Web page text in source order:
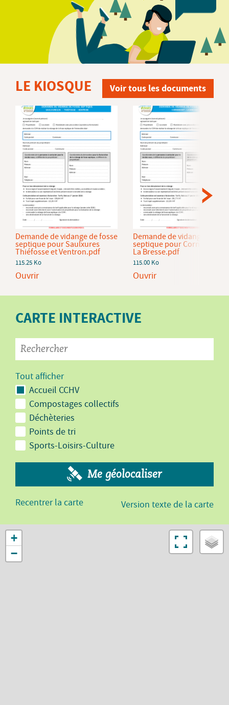
LE KIOSQUE Voir tous les documents
Demande de vidange de fosse
septique pour Saulxures
Thiéfosse et Ventron.pdf
115.25 Ko
Ouvrir
Demande de vidange de
septique pour Cornimont et
La Bresse.pdf
115.00 Ko
Ouvrir
CARTE INTERACTIVE
Tout afficher
Accueil CCHV
Compostages collectifs
Déchèteries
Points de tri
Sports-Loisirs-Culture
Me géolocaliser
Recentrer la carte Version texte de la carte
+
−